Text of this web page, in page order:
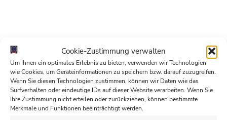
Cookie-Zustimmung verwalten
Um Ihnen ein optimales Erlebnis zu bieten, verwenden wir Technologien
wie Cookies, um Geräteinformationen zu speichern bzw. darauf zuzugreifen.
Wenn Sie diesen Technologien zustimmen, können wir Daten wie das
Surfverhalten oder eindeutige IDs auf dieser Website verarbeiten. Wenn Sie
Ihre Zustimmung nicht erteilen oder zurückziehen, können bestimmte
Merkmale und Funktionen beeinträchtigt werden.